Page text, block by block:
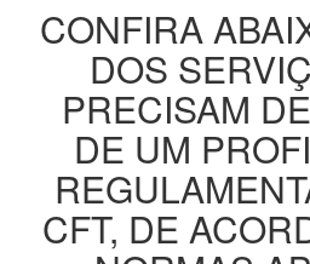
CONFIRA
DOS
PRECISAM
DE UM
CFT, DE